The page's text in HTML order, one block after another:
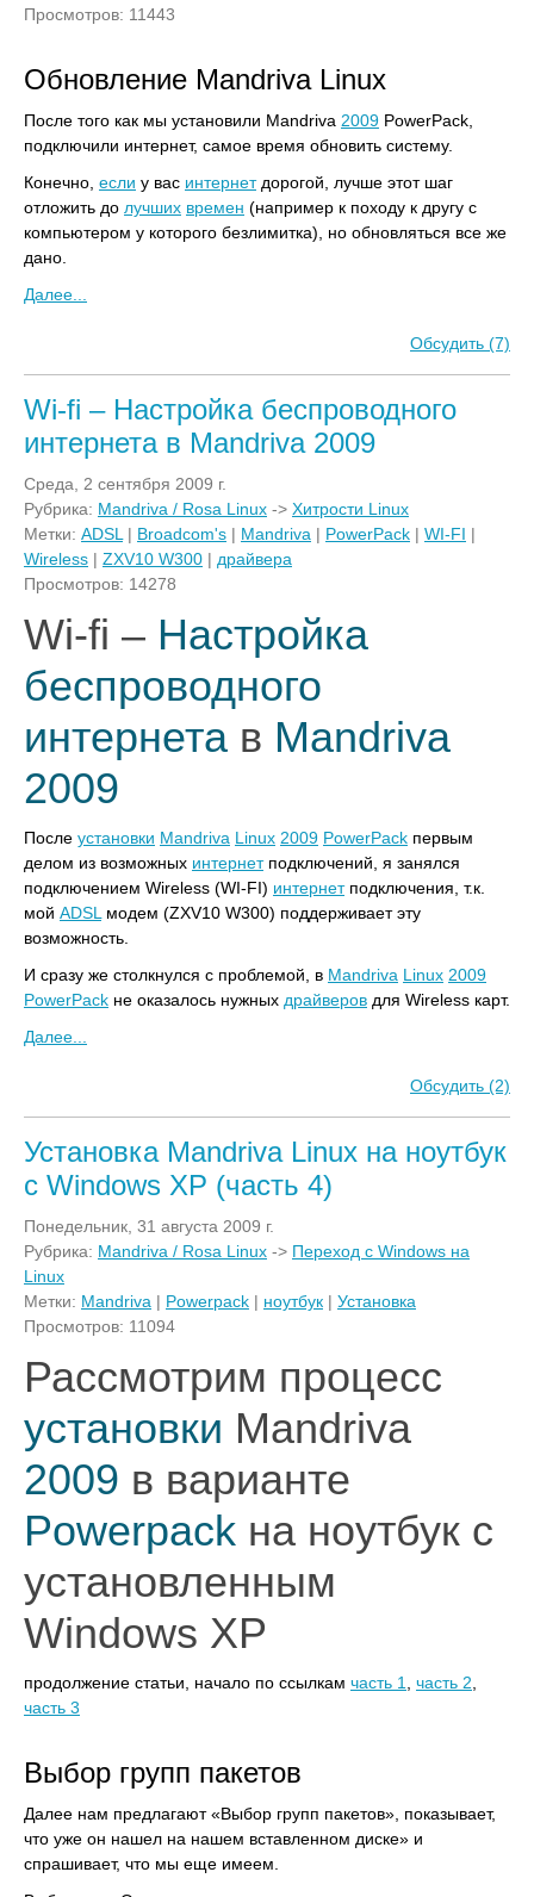
Просмотров: 11443
Обновление Mandriva Linux
После того как мы установили Mandriva 2009 PowerPack,
подключили интернет, самое время обновить систему.
Конечно, если у вас интернетдорогой, лучше этот шаг
отложить до лучших времен (например к походу к другу с
компьютером у которого безлимитка), но обновляться все же
дано.
Далее...
Обсудить (7)
Wi-fi – Настройка беспроводного
интернета в Mandriva 2009
Среда, 2 сентября 2009 г.
Рубрика: Mandriva / Rosa Linux -> Хитрости Linux
Метки: ADSL | Broadcom's | Mandriva | PowerPack | WI-FI |
Wireless | ZXV10 W300 | драйвера
Просмотров: 14278
Wi-fi – Настройка
беспроводного
интернета в Mandriva
2009
После установки Mandriva Linux 2009 PowerPack первым
делом из возможных интернетподключений, я занялся
подключением Wireless (WI-FI) интернетподключения, т.к.
мой ADSL модем (ZXV10 W300) поддерживает эту
возможность.
И сразу же столкнулся с проблемой, в Mandriva Linux 2009
PowerPack не оказалось нужных драйверов для Wireless карт.
Далее...
Обсудить (2)
Установка Mandriva Linux на ноутбук
с Windows XP (часть 4)
Понедельник, 31 августа 2009 г.
Рубрика: Mandriva / Rosa Linux -> Переход с Windows на
Linux
Метки: Mandriva | Powerpack | ноутбук | Установка
Просмотров: 11094
Рассмотрим процесс
установки Mandriva
2009 в варианте
Powerpack на ноутбук с
установленным
Windows XP
продолжение статьи, начало по ссылкам часть 1 часть 2
часть 3
Выбор групп пакетов
Далее нам предлагают «Выбор групп пакетов», показывает,
что уже он нашел на нашем вставленном диске» и
спрашивает, что мы еще имеем.